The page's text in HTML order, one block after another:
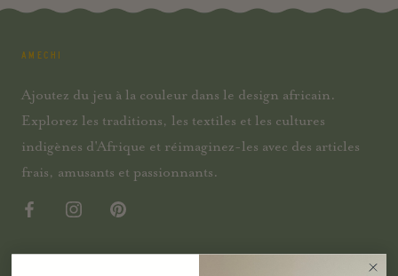
AMECHI
Ajoutez du jeu à la couleur dans le design africain.
Explorez les traditions, les textiles et les cultures
indigènes d'Afrique et réimaginez-les avec des articles
frais, amusants et passionnants.